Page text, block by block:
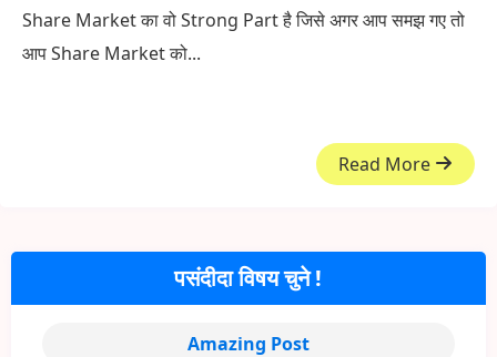
Share Market का वो Strong Part है जिसे अगर आप समझ गए तो
आप Share Market को...
Read More
पसंदीदा विषय चुने !
Amazing Post